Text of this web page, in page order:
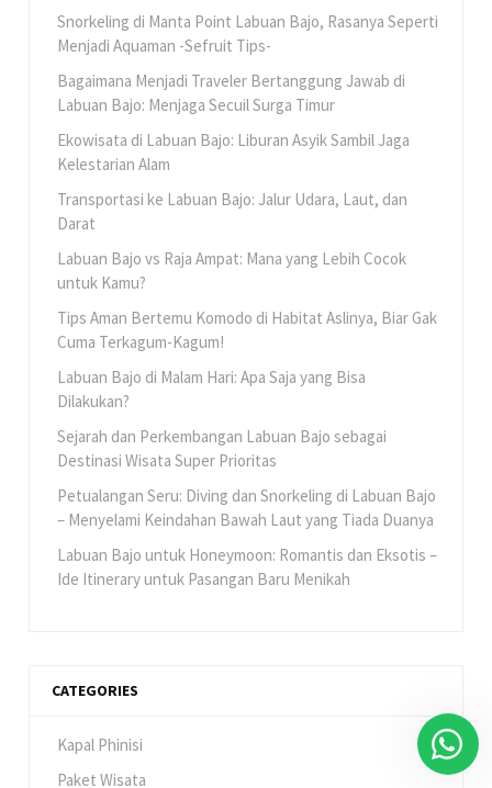
Snorkeling di Manta Point Labuan Bajo, Rasanya Seperti
Menjadi Aquaman -Sefruit Tips-
Bagaimana Menjadi Traveler Bertanggung Jawab di
Labuan Bajo: Menjaga Secuil Surga Timur
Ekowisata di Labuan Bajo: Liburan Asyik Sambil Jaga
Kelestarian Alam
Transportasi ke Labuan Bajo: Jalur Udara, Laut, dan
Darat
Labuan Bajo vs Raja Ampat: Mana yang Lebih Cocok
untuk Kamu?
Tips Aman Bertemu Komodo di Habitat Aslinya, Biar Gak
Cuma Terkagum-Kagum!
Labuan Bajo di Malam Hari: Apa Saja yang Bisa
Dilakukan?
Sejarah dan Perkembangan Labuan Bajo sebagai
Destinasi Wisata Super Prioritas
Petualangan Seru: Diving dan Snorkeling di Labuan Bajo
– Menyelami Keindahan Bawah Laut yang Tiada Duanya
Labuan Bajo untuk Honeymoon: Romantis dan Eksotis –
Ide Itinerary untuk Pasangan Baru Menikah
CATEGORIES
Kapal Phinisi
Paket Wisata